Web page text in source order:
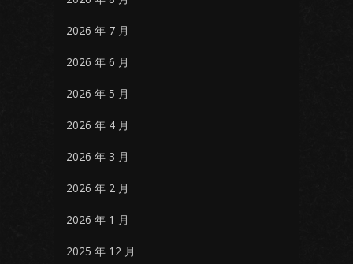
2026 年 7 月
2026 年 6 月
2026 年 5 月
2026 年 4 月
2026 年 3 月
2026 年 2 月
2026 年 1 月
2025 年 12 月